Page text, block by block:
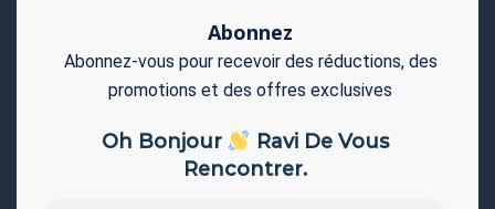
Abonnez
Abonnez-vous pour recevoir des réductions, des
promotions et des offres exclusives
Oh Bonjour
Ravi De Vous
Rencontrer.